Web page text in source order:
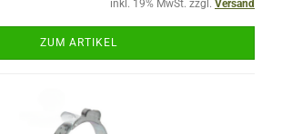
inkl. 19% MwSt. zzgl. Versand
ZUM ARTIKEL